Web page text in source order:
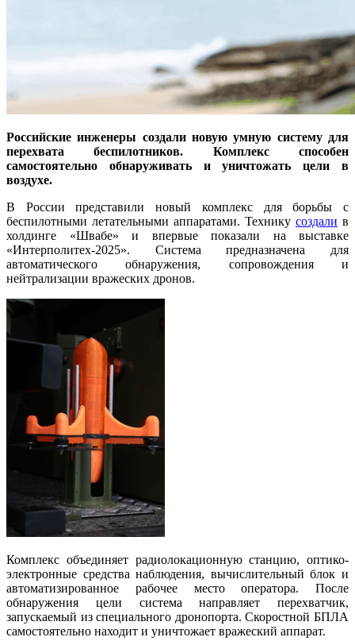
Российские инженеры создали новую умную систему для
перехвата беспилотников. Комплекс способен
самостоятельно обнаруживать и уничтожать цели в
воздухе.
В России представили новый комплекс для борьбы с
беспилотными летательными аппаратами. Технику создали в
холдинге «Швабе» и впервые показали на выставке
«Интерполитех-2025». Система предназначена для
автоматического обнаружения, сопровождения и
нейтрализации вражеских дронов.
Комплекс объединяет радиолокационную станцию, оптико-
электронные средства наблюдения, вычислительный блок и
автоматизированное рабочее место оператора. После
обнаружения цели система направляет перехватчик,
запускаемый из специального дронопорта. Скоростной БПЛА
самостоятельно находит и уничтожает вражеский аппарат.